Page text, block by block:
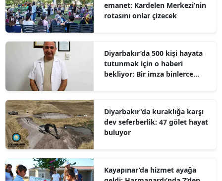
emanet: Kardelen Merkezi’nin
rotasını onlar çizecek
Diyarbakır’da 500 kişi hayata
tutunmak için o haberi
bekliyor: Bir imza binlerce
Diyarbakır'da kuraklığa karşı
dev seferberlik: 47 gölet hayat
buluyor
Kayapınar’da hizmet ayağa